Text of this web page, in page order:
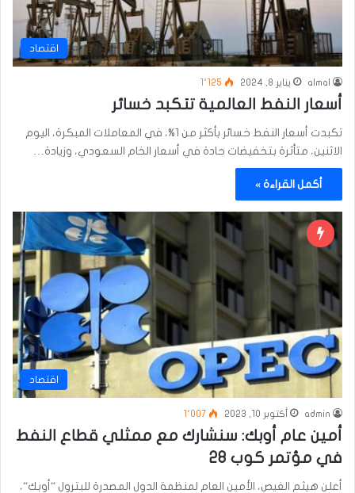
اقتصاد
almal يناير 8, 2024 1٬125
أسعار النفط العالمية تتكبد خسائر
تكبدت أسعار النفط خسائر بأكثر من 1%، في المعاملات المبكرة، اليوم
الاثنين، متأثرة بتخفيضات حادة في أسعار الخام السعودي، وزيادة…
أكمل القراءة »
اقتصاد
admin أكتوبر 10, 2023 1٬007
أمين عام أوبك: سنشارك مع ممثلي قطاع النفط
في مؤتمر كوب 28
أعلن هيثم الغيص، الأمين العام لمنظمة الدول المصدرة للبترول “أوبك“،